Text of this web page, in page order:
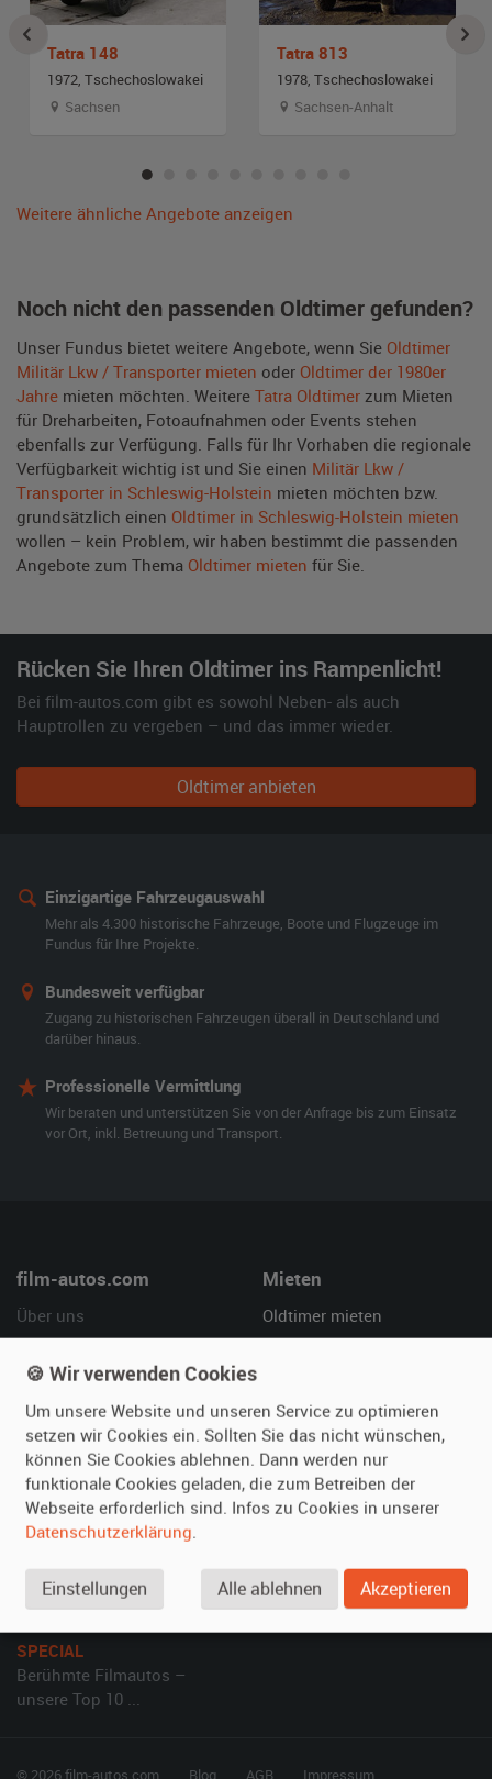
Tatra 148
1972, Tschechoslowakei
Sachsen
Tatra 813
1978, Tschechoslowakei
Sachsen-Anhalt
Weitere ähnliche Angebote anzeigen
Noch nicht den passenden Oldtimer gefunden?
Unser Fundus bietet weitere Angebote, wenn Sie Oldtimer
Militär Lkw / Transporter mieten oder Oldtimer der 1980er
Jahre mieten möchten. Weitere Tatra Oldtimer zum Mieten
für Dreharbeiten, Fotoaufnahmen oder Events stehen
ebenfalls zur Verfügung. Falls für Ihr Vorhaben die regionale
Verfügbarkeit wichtig ist und Sie einen Militär Lkw /
Transporter in Schleswig-Holstein mieten möchten bzw.
grundsätzlich einen Oldtimer in Schleswig-Holstein mieten
wollen – kein Problem, wir haben bestimmt die passenden
Angebote zum Thema Oldtimer mieten für Sie.
Rücken Sie Ihren Oldtimer ins Rampenlicht!
Bei film-autos.com gibt es sowohl Neben- als auch
Hauptrollen zu vergeben – und das immer wieder.
Oldtimer anbieten
Einzigartige Fahrzeugauswahl
Mehr als 4.300 historische Fahrzeuge, Boote und Flugzeuge im
Fundus für Ihre Projekte.
Bundesweit verfügbar
Zugang zu historischen Fahrzeugen überall in Deutschland und
darüber hinaus.
Professionelle Vermittlung
Wir beraten und unterstützen Sie von der Anfrage bis zum Einsatz
vor Ort, inkl. Betreuung und Transport.
film-autos.com
Über uns
Referenzen
Kundenmeinungen
Mieten
Oldtimer mieten
Service
Vermieten
Oldtimer anmelden
Fotos senden
Inserat verwalten
Hilfe
Häufige Fragen (FAQ)
SPECIAL
Berühmte Filmautos –
unsere Top 10 ...
© 2026 film-autos.com Blog AGB Impressum
🍪 Wir verwenden Cookies
Um unsere Website und unseren Service zu optimieren
setzen wir Cookies ein. Sollten Sie das nicht wünschen,
können Sie Cookies ablehnen. Dann werden nur
funktionale Cookies geladen, die zum Betreiben der
Webseite erforderlich sind. Infos zu Cookies in unserer
Datenschutzerklärung.
Einstellungen Alle ablehnen Akzeptieren